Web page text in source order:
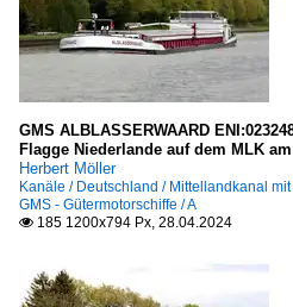
GMS ALBLASSERWAARD
Flagge Niederlande auf dem MLK
Herbert Möller
Kanäle / Deutschland / Mittellandkanal
GMS - Gütermotorschiffe / A
 185 1200x794 Px, 28.04.2024